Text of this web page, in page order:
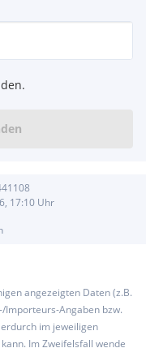
17:10Uhr
angezeigten Daten (z.B.
Angaben bzw.
im jeweiligen
Im Zweifelsfall wende